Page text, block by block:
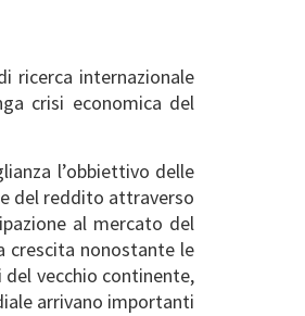
ricerca internazionale
crisi economica del
l’obbiettivo delle
del reddito attraverso
al mercato del
crescita nonostante le
del vecchio continente,
arrivano importanti